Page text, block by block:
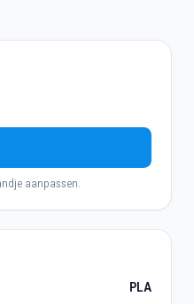
aanpassen.
PLA